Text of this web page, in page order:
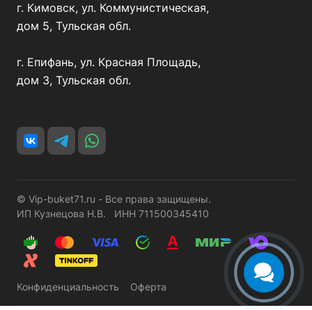
г. Кимовск, ул. Коммунистическая,
дом 5, Тульская обл.
г. Епифань, ул. Красная Площадь,
дом 3, Тульская обл.
© Vip-buket71.ru - Все права защищены.
ИП Кузнецова Н.В. ИНН 711500345410
Конфиденциальность Оферта